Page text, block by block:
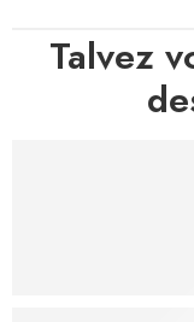
Talvez